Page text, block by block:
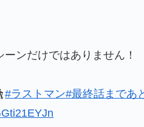
ンだけではありません！
#ラストマン#最終話まであ